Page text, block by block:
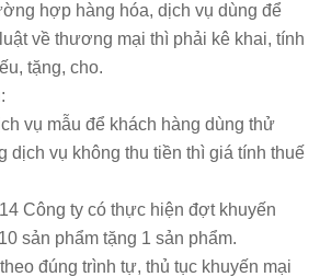
hợp hàng hóa, dịch vụ dùng để
về thương mại thì phải kê khai, tính
tặng, cho.
vụ mẫu để khách hàng dùng thử
dịch vụ không thu tiền thì giá tính thuế
Công ty có thực hiện đợt khuyến
sản phẩm tặng 1 sản phẩm.
đúng trình tự, thủ tục khuyến mại